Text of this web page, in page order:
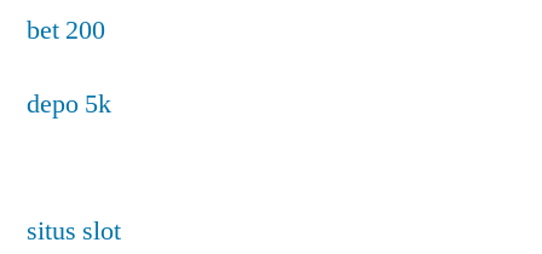
bet 200
depo 5k
situs slot